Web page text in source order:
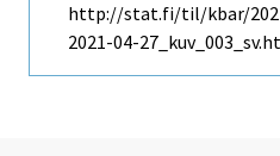
http://stat.fi/til/kbar/
2021-04-